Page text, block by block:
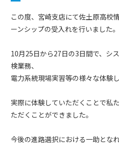
この度、宮崎支店にて佐土原高校
ーンシップの受入れを行いました。
10月25日から27日の3日間で、シ
検業務、
電力系統現場実習等の様々な体験
実際に体験していただくことで私
ただくことができました。
今後の進路選択における一助となれ